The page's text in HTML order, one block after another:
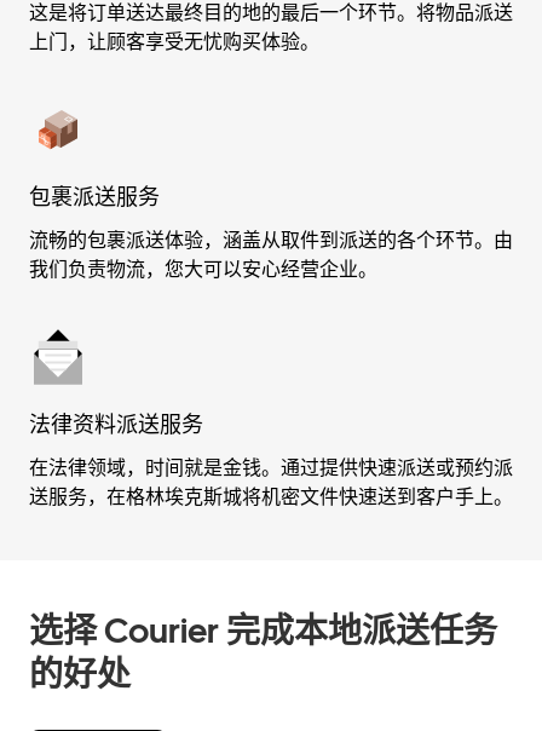
这是将订单送达最终目的地的最后一个环节。将物品派送
上门，让顾客享受无忧购买体验。
包裹派送服务
流畅的包裹派送体验，涵盖从取件到派送的各个环节。由
我们负责物流，您大可以安心经营企业。
法律资料派送服务
在法律领域，时间就是金钱。通过提供快速派送或预约派
送服务，在格林埃克斯城将机密文件快速送到客户手上。
选择 Courier 完成本地派送任务
的好处